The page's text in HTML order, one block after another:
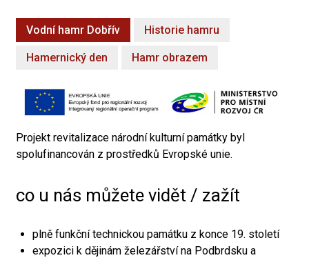
Vodní hamr Dobřív Historie hamru
Hamernický den Hamr obrazem
Projekt revitalizace národní kulturní památky byl
spolufinancován z prostředků Evropské unie.
co u nás můžete vidět / zažít
plně funkční technickou památku z konce 19. století
expozici k dějinám železářství na Podbrdsku a